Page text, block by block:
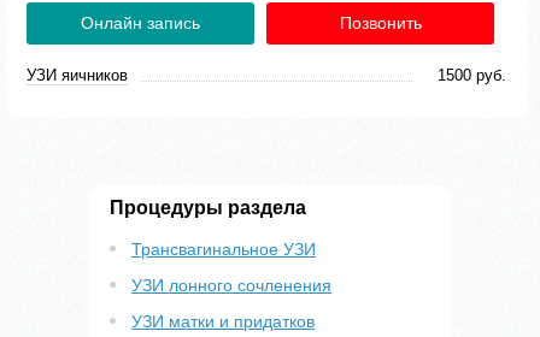
Онлайн запись Позвонить
УЗИ яичников 1500 руб.
Процедуры раздела
Трансвагинальное УЗИ
УЗИ лонного сочленения
УЗИ матки и придатков